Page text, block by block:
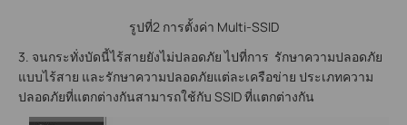
รูปที่2 การตั้งค่า Multi-SSID
3. จนกระทั่งบัดนี้ไร้สายยังไม่ปลอดภัย ไปที่การ รักษาความปลอดภัย
แบบไร้สาย และรักษาความปลอดภัยแต่ละเครือข่าย ประเภทความ
ปลอดภัยที่แตกต่างกันสามารถใช้กับ SSID ที่แตกต่างกัน